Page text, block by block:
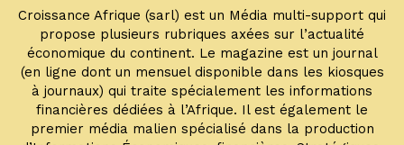
Croissance Afrique (sarl) est un Média multi-support qui
propose plusieurs rubriques axées sur l’actualité
économique du continent. Le magazine est un journal
(en ligne dont un mensuel disponible dans les kiosques
à journaux) qui traite spécialement les informations
financières dédiées à l’Afrique. Il est également le
premier média malien spécialisé dans la production